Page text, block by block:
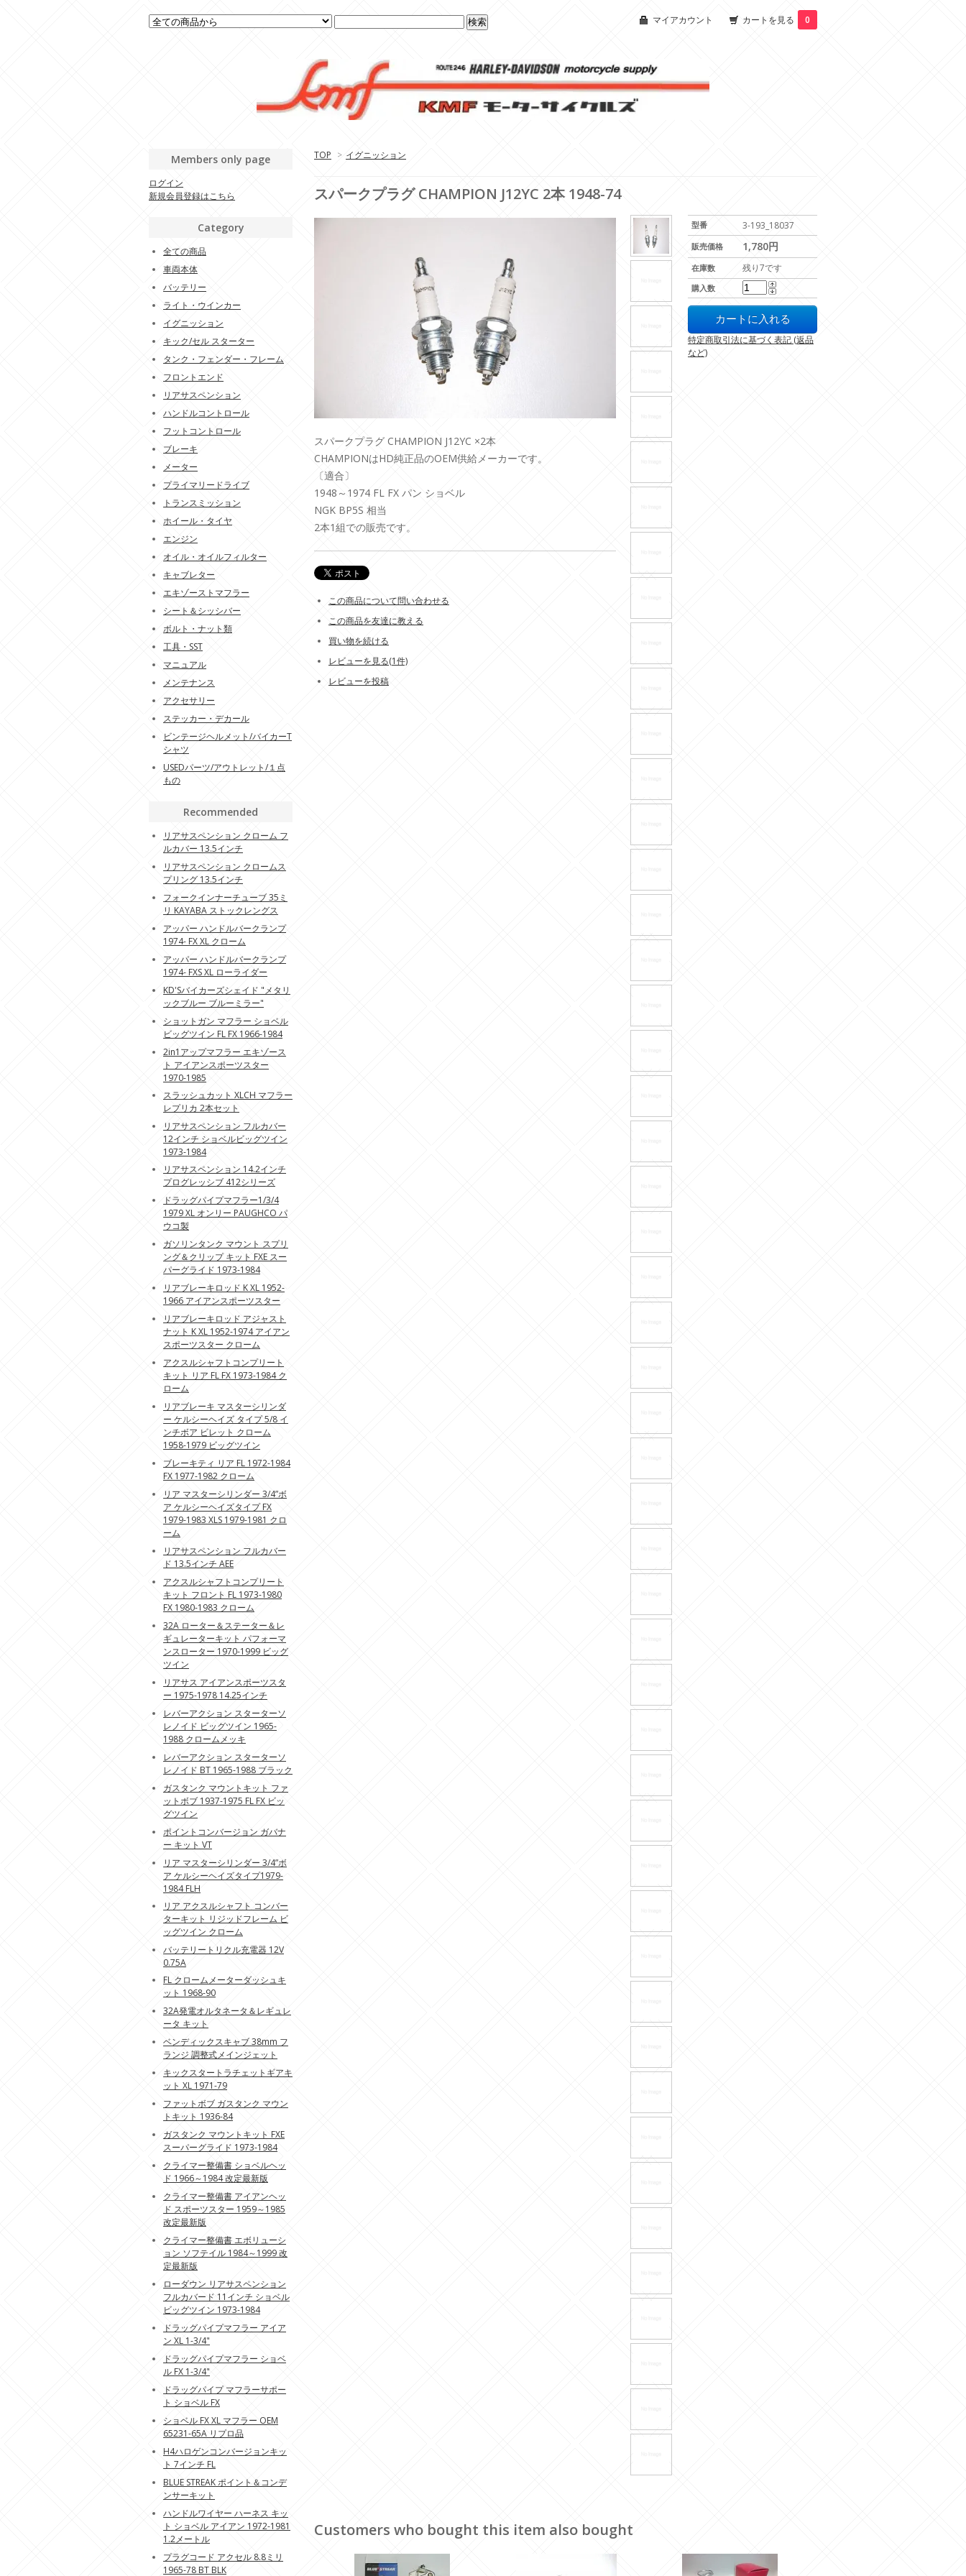
マイアカウント カートを見る 0
TOP > イグニッション
スパークプラグ CHAMPION J12YC 2本 1948-74
型番 3-193_18037
販売価格 1,780円
在庫数 残り7です
購入数
特定商取引法に基づく表記 (返品
など)
スパークプラグ CHAMPION J12YC ×2本
CHAMPIONはHD純正品のOEM供給メーカーです。
〔適合〕
1948～1974 FL FX パン ショベル
NGK BP5S 相当
2本1組での販売です。
この商品について問い合わせる
この商品を友達に教える
買い物を続ける
レビューを見る(1件)
レビューを投稿
Customers who bought this item also bought
Members only page
ログイン
新規会員登録はこちら
Category
全ての商品
車両本体
バッテリー
ライト・ウインカー
イグニッション
キック/セル スターター
タンク・フェンダー・フレーム
フロントエンド
リアサスペンション
ハンドルコントロール
フットコントロール
ブレーキ
メーター
プライマリードライブ
トランスミッション
ホイール・タイヤ
エンジン
オイル・オイルフィルター
キャブレター
エキゾーストマフラー
シート＆シッシバー
ボルト・ナット類
工具・SST
マニュアル
メンテナンス
アクセサリー
ステッカー・デカール
ビンテージヘルメット/バイカーT
シャツ
USEDパーツ/アウトレット/１点
もの
Recommended
リアサスペンション クローム フ
ルカバー 13.5インチ
リアサスペンション クロームス
プリング 13.5インチ
フォークインナーチューブ 35ミ
リ KAYABA ストックレングス
アッパー ハンドルバークランプ
1974- FX XL クローム
アッパー ハンドルバークランプ
1974- FXS XL ローライダー
KD'Sバイカーズシェイド "メタリ
ックブルー ブルーミラー"
ショットガン マフラー ショベル
ビッグツイン FL FX 1966-1984
2in1アップマフラー エキゾース
ト アイアンスポーツスター
1970-1985
スラッシュカット XLCH マフラー
レプリカ 2本セット
リアサスペンション フルカバー
12インチ ショベルビッグツイン
1973-1984
リアサスペンション 14.2インチ
プログレッシブ 412シリーズ
ドラッグパイプマフラー1/3/4
1979 XL オンリー PAUGHCO パ
ウコ製
ガソリンタンク マウント スプリ
ング＆クリップ キット FXE スー
パーグライド 1973-1984
リアブレーキロッド K XL 1952-
1966 アイアンスポーツスター
リアブレーキロッド アジャスト
ナット K XL 1952-1974 アイアン
スポーツスター クローム
アクスルシャフトコンプリート
キット リア FL FX 1973-1984 ク
ローム
リアブレーキ マスターシリンダ
ー ケルシーヘイズ タイプ 5/8 イ
ンチボア ビレット クローム
1958-1979 ビッグツイン
ブレーキティ リア FL 1972-1984
FX 1977-1982 クローム
リア マスターシリンダー 3/4”ボ
ア ケルシーヘイズタイプ FX
1979-1983 XLS 1979-1981 クロ
ーム
リアサスペンション フルカバー
ド 13.5インチ AEE
アクスルシャフトコンプリート
キット フロント FL 1973-1980
FX 1980-1983 クローム
32A ローター＆ステーター＆レ
ギュレーターキット パフォーマ
ンスローター 1970-1999 ビッグ
ツイン
リアサス アイアンスポーツスタ
ー 1975-1978 14.25インチ
レバーアクション スターターソ
レノイド ビッグツイン 1965-
1988 クロームメッキ
レバーアクション スターターソ
レノイド BT 1965-1988 ブラック
ガスタンク マウントキット ファ
ットボブ 1937-1975 FL FX ビッ
グツイン
ポイントコンバージョン ガバナ
ー キット VT
リア マスターシリンダー 3/4”ボ
ア ケルシーヘイズタイプ1979-
1984 FLH
リア アクスルシャフト コンバー
ターキット リジッドフレーム ビ
ッグツイン クローム
バッテリートリクル充電器 12V
0.75A
FL クロームメーターダッシュキ
ット 1968-90
32A発電オルタネータ＆レギュレ
ータ キット
ベンディックスキャブ 38mm フ
ランジ 調整式メインジェット
キックスタートラチェットギアキ
ット XL 1971-79
ファットボブ ガスタンク マウン
トキット 1936-84
ガスタンク マウントキット FXE
スーパーグライド 1973-1984
クライマー整備書 ショベルヘッ
ド 1966～1984 改定最新版
クライマー整備書 アイアンヘッ
ド スポーツスター 1959～1985
改定最新版
クライマー整備書 エボリューシ
ョン ソフテイル 1984～1999 改
定最新版
ローダウン リアサスペンション
フルカバード 11インチ ショベル
ビッグツイン 1973-1984
ドラッグパイプマフラー アイア
ン XL 1-3/4"
ドラッグパイプマフラー ショベ
ル FX 1-3/4"
ドラッグパイプ マフラーサポー
ト ショベル FX
ショベル FX XL マフラー OEM
65231-65A リプロ品
H4ハロゲンコンバージョンキッ
ト 7インチ FL
BLUE STREAK ポイント＆コンデ
ンサーキット
ハンドルワイヤー ハーネス キッ
ト ショベル アイアン 1972-1981
1.2メートル
プラグコード アクセル 8.8ミリ
1965-78 BT BLK